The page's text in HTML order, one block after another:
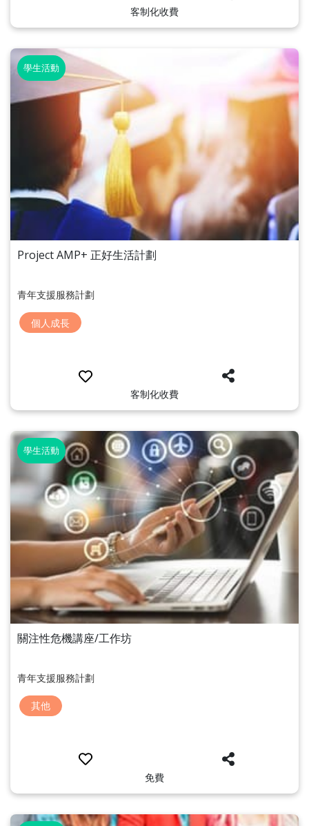
客制化收費
學生活動
Project AMP+ 正好生活計劃
青年支援服務計劃
個人成長
客制化收費
學生活動
關注性危機講座/工作坊
青年支援服務計劃
其他
免費